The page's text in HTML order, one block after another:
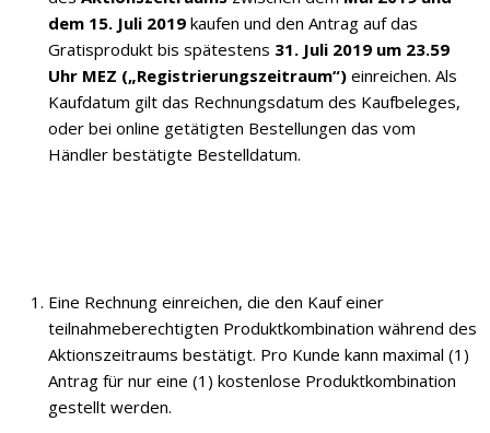
dem 15. Juli 2019 kaufen und den Antrag auf das
Gratisprodukt bis spätestens 31. Juli 2019 um 23.59
Uhr MEZ („Registrierungszeitraum“) einreichen. Als
Kaufdatum gilt das Rechnungsdatum des Kaufbeleges,
oder bei online getätigten Bestellungen das vom
Händler bestätigte Bestelldatum.
Eine Rechnung einreichen, die den Kauf einer
teilnahmeberechtigten Produktkombination während des
Aktionszeitraums bestätigt. Pro Kunde kann maximal (1)
Antrag für nur eine (1) kostenlose Produktkombination
gestellt werden.